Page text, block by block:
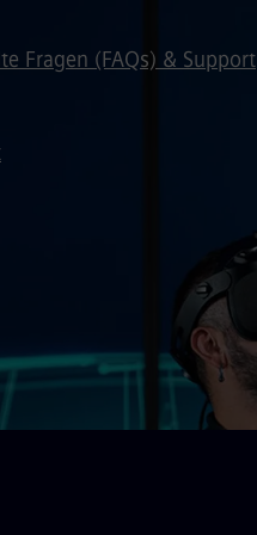
Fragen (FAQs) & Support